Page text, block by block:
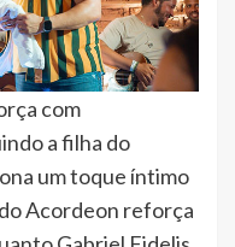
com
a filha do
um toque íntimo
Acordeon reforça